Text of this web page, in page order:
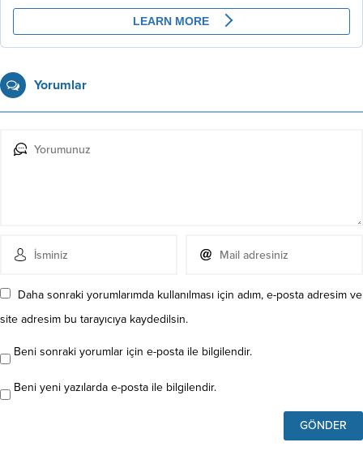
Yorumlar
Daha sonraki yorumlarımda kullanılması için adım, e-posta adresim ve
site adresim bu tarayıcıya kaydedilsin.
Beni sonraki yorumlar için e-posta ile bilgilendir.
Beni yeni yazılarda e-posta ile bilgilendir.